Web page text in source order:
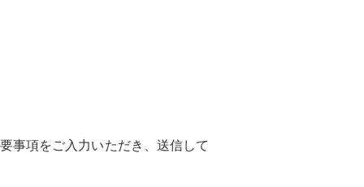
事項をご入力いただき、送信して